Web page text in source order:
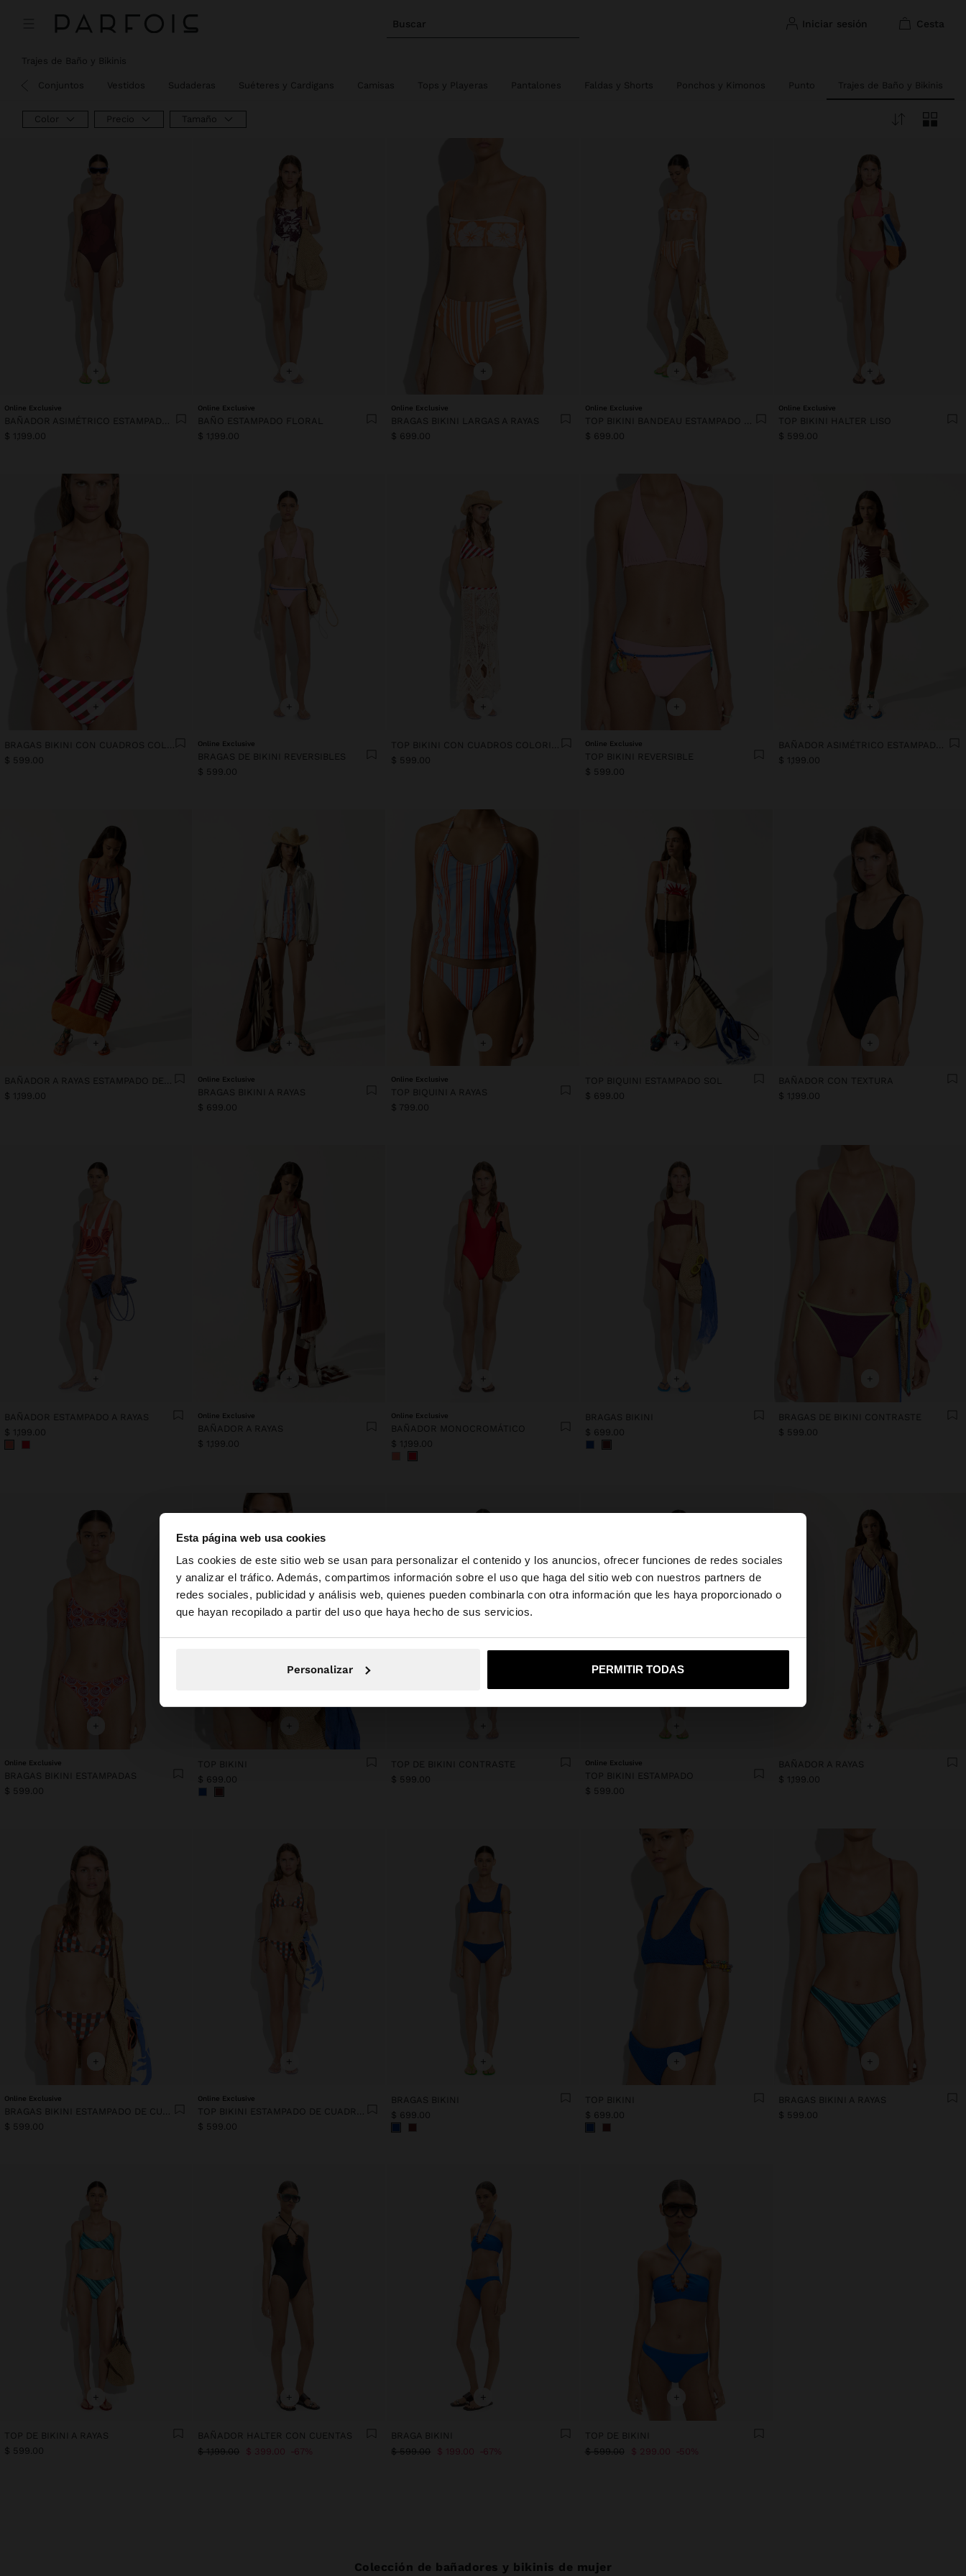
Esta página web usa cookies
Las cookies de este sitio web se usan para personalizar el contenido y los anuncios, ofrecer funciones de redes sociales
y analizar el tráfico. Además, compartimos información sobre el uso que haga del sitio web con nuestros partners de
redes sociales, publicidad y análisis web, quienes pueden combinarla con otra información que les haya proporcionado o
que hayan recopilado a partir del uso que haya hecho de sus servicios.
Personalizar PERMITIR TODAS
Buscar iniciar sesión cesta
hola ×
Estás accediendo a la web de Mexico. ¿Quieres ir a la web de United States?
No, continuar en la web de Mexico Sí, llévame a United States
Trajes de Baño y Bikinis
Conjuntos Vestidos Sudaderas Suéteres y Cardigans Camisas Tops y Playeras Pantalones Faldas y Shorts Ponchos y Kimonos Punto Trajes de Baño y Bikinis
Color Precio Tamaño
+
Online Exclusive
BAÑADOR ASIMÉTRICO ESTAMPADO FLORAL
$ 1,199.00
+
Online Exclusive
BAÑO ESTAMPADO FLORAL
$ 1,199.00
+
Online Exclusive
BRAGAS BIKINI LARGAS A RAYAS
$ 699.00
+
Online Exclusive
TOP BIKINI BANDEAU ESTAMPADO FLORAL
$ 699.00
+
Online Exclusive
TOP BIKINI HALTER LISO
$ 599.00
+
BRAGAS BIKINI CON CUADROS COLORIDOS
$ 599.00
+
Online Exclusive
BRAGAS DE BIKINI REVERSIBLES
$ 599.00
+
TOP BIKINI CON CUADROS COLORIDOS
$ 599.00
+
Online Exclusive
TOP BIKINI REVERSIBLE
$ 599.00
+
BAÑADOR ASIMÉTRICO ESTAMPADO SOLES
$ 1,199.00
+
BAÑADOR A RAYAS ESTAMPADO DE SOL
$ 1,199.00
+
Online Exclusive
BRAGAS BIKINI A RAYAS
$ 699.00
+
Online Exclusive
TOP BIQUINI A RAYAS
$ 799.00
+
TOP BIQUINI ESTAMPADO SOL
$ 699.00
+
BAÑADOR CON TEXTURA
$ 1,199.00
+
BAÑADOR ESTAMPADO A RAYAS
$ 1,199.00
+
Online Exclusive
BAÑADOR A RAYAS
$ 1,199.00
+
Online Exclusive
BAÑADOR MONOCROMÁTICO
$ 1,199.00
+
BRAGAS BIKINI
$ 699.00
+
BRAGAS DE BIKINI CONTRASTE
$ 599.00
+
Online Exclusive
BRAGAS BIKINI ESTAMPADAS
$ 599.00
TOP BIKINI
$ 699.00
TOP DE BIKINI CONTRASTE
$ 599.00
Online Exclusive
TOP BIKINI ESTAMPADO
$ 599.00
+
BAÑADOR A RAYAS
$ 1,199.00
+
Online Exclusive
$ 599.00
+
Online Exclusive
$ 599.00
+
BRAGAS BIKINI
$ 699.00
+
TOP BIKINI
$ 699.00
+
BRAGAS BIKINI A RAYAS
$ 599.00
+
TOP DE BIKINI A RAYAS
$ 599.00
+
BAÑADOR HALTER CON CUENTAS
$ 1,199.00 $ 399.00 67%
+
BRAGA BIKINI
$ 599.00 $ 199.00 67%
+
TOP DE BIKINI
$ 599.00 $ 299.00 50%
Colección de bañadores y bikinis de mujer